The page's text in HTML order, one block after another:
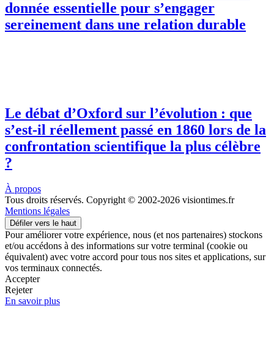
donnée essentielle pour s’engager
sereinement dans une relation durable
Le débat d’Oxford sur l’évolution : que
s’est-il réellement passé en 1860 lors de la
confrontation scientifique la plus célèbre
?
À propos
Tous droits réservés. Copyright © 2002-2026 visiontimes.fr
Mentions légales
Défiler vers le haut
Pour améliorer votre expérience, nous (et nos partenaires) stockons
et/ou accédons à des informations sur votre terminal (cookie ou
équivalent) avec votre accord pour tous nos sites et applications, sur
vos terminaux connectés.
Accepter
Rejeter
En savoir plus